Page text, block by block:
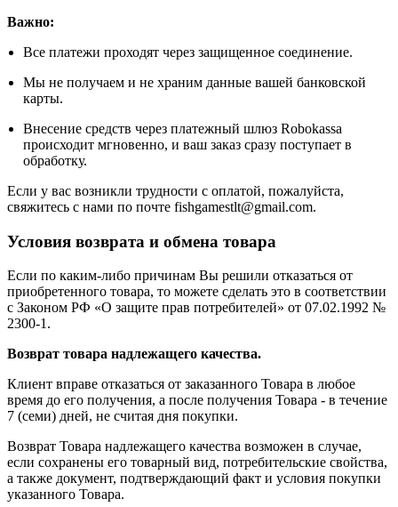
Важно:
Все платежи проходят через защищенное соединение.
Мы не получаем и не храним данные вашей банковской
карты.
Внесение средств через платежный шлюз Robokassa
происходит мгновенно, и ваш заказ сразу поступает в
обработку.
Если у вас возникли трудности с оплатой, пожалуйста,
свяжитесь с нами по почте fishgamestlt@gmail.com.
Условия возврата и обмена товара
Если по каким-либо причинам Вы решили отказаться от
приобретенного товара, то можете сделать это в соответствии
с Законом РФ «О защите прав потребителей» от 07.02.1992 №
2300-1.
Возврат товара надлежащего качества.
Клиент вправе отказаться от заказанного Товара в любое
время до его получения, а после получения Товара - в течение
7 (семи) дней, не считая дня покупки.
Возврат Товара надлежащего качества возможен в случае,
если сохранены его товарный вид, потребительские свойства,
а также документ, подтверждающий факт и условия покупки
указанного Товара.